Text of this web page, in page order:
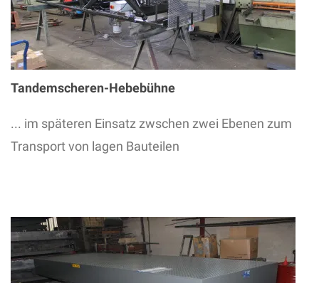
Tandemscheren-Hebebühne
... im späteren Einsatz zwschen zwei Ebenen zum
Transport von lagen Bauteilen